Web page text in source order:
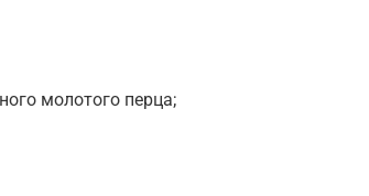
молотого перца;